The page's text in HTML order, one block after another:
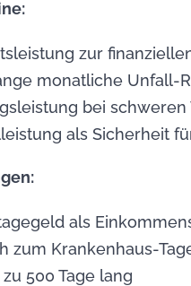
zur
monatliche Unfall-
bei
als Sicherheit
als
zum Krankenhaus-
500 Tage lang